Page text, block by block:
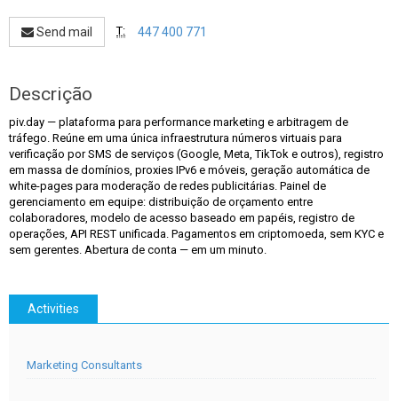
Send mail T: 447 400 771
Descrição
piv.day — plataforma para performance marketing e arbitragem de
tráfego. Reúne em uma única infraestrutura números virtuais para
verificação por SMS de serviços (Google, Meta, TikTok e outros), registro
em massa de domínios, proxies IPv6 e móveis, geração automática de
white-pages para moderação de redes publicitárias. Painel de
gerenciamento em equipe: distribuição de orçamento entre
colaboradores, modelo de acesso baseado em papéis, registro de
operações, API REST unificada. Pagamentos em criptomoeda, sem KYC e
sem gerentes. Abertura de conta — em um minuto.
Activities
Marketing Consultants